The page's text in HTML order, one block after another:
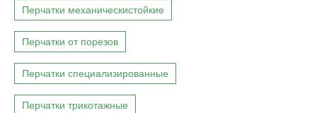
Перчатки механическистойкие
Перчатки от порезов
Перчатки специализированные
Перчатки трикотажные